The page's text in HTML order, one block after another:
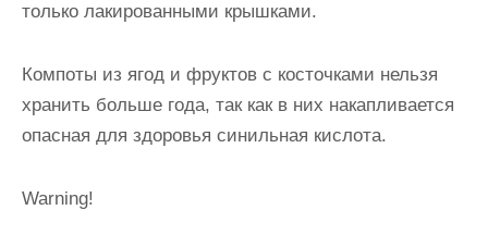
только лакированными крышками.
Компоты из ягод и фруктов с косточками нельзя
хранить больше года, так как в них накапливается
опасная для здоровья синильная кислота.
Warning!